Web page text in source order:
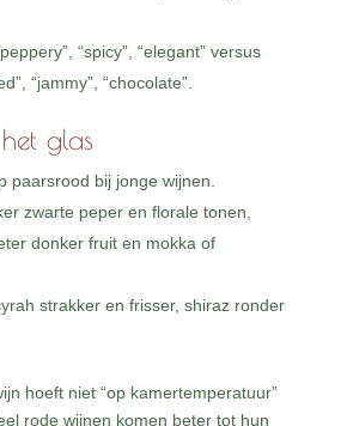
“spicy”, “elegant” versus
“jammy”, “chocolate”.
glas
paarsrood bij jonge wijnen.
zwarte peper en florale tonen,
donker fruit en mokka of
strakker en frisser, shiraz ronder
hoeft niet “op kamertemperatuur”
rode wijnen komen beter tot hun